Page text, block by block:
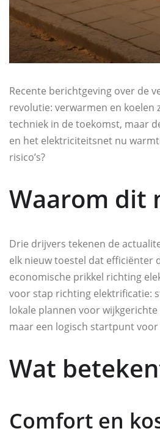
Recente berichtgeving over de
revolutie: verwarmen en
techniek in de toekomst, maar
en het elektriciteitsnet nu
risico’s?
Waarom dit
Drie drijvers tekenen de
elk nieuw toestel dat efficiënter
economische prikkel richting
voor stap richting elektrificatie:
lokale plannen voor
maar een logisch startpunt
Wat
Comfort en